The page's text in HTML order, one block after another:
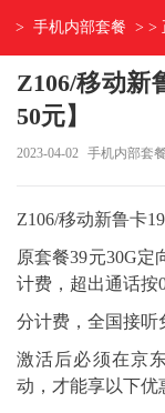
> 手机内部套餐 > >
Z106/移动新
50元】
2023-04-02 手机内部套餐
Z106/移动新鲁卡
原套餐39元30G定
计费，超出通话按
分计费，全国接听
激活后必须在京
动，才能享以下优